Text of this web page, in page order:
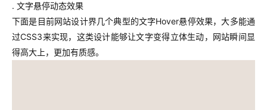
. 文字悬停动态效果
下面是目前网站设计界几个典型的文字Hover悬停效果，大多能通
过CSS3来实现，这类设计能够让文字变得立体生动，网站瞬间显
得高大上，更加有质感。